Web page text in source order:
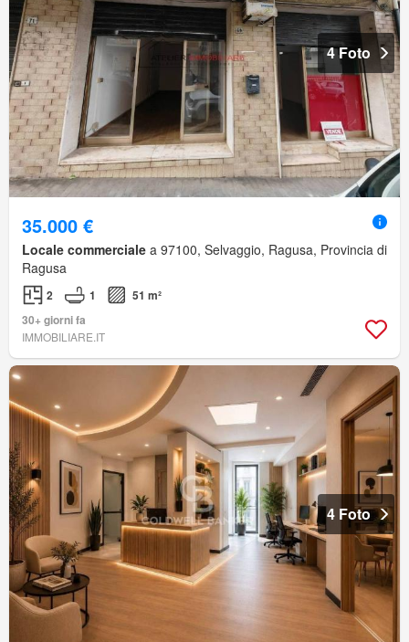
4 Foto
35.000 €
Locale commerciale a 97100, Selvaggio, Ragusa, Provincia di
Ragusa
2 1
51 m²
30+ giorni fa
IMMOBILIARE.IT
4 Foto